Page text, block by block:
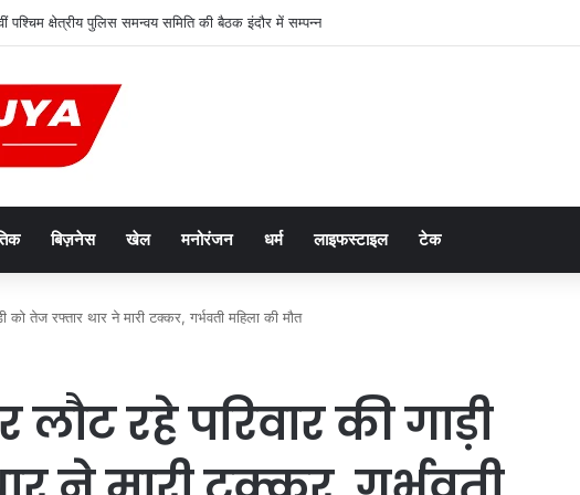
पश्चिम क्षेत्रीय पुलिस समन्वय समिति की बैठक इंदौर में सम्पन्न
बिज़नेस खेल मनोरंजन धर्म लाइफस्टाइल टेक
तेज रफ्तार थार ने मारी टक्कर, गर्भवती महिला की मौत
रहे परिवार की गाड़ी